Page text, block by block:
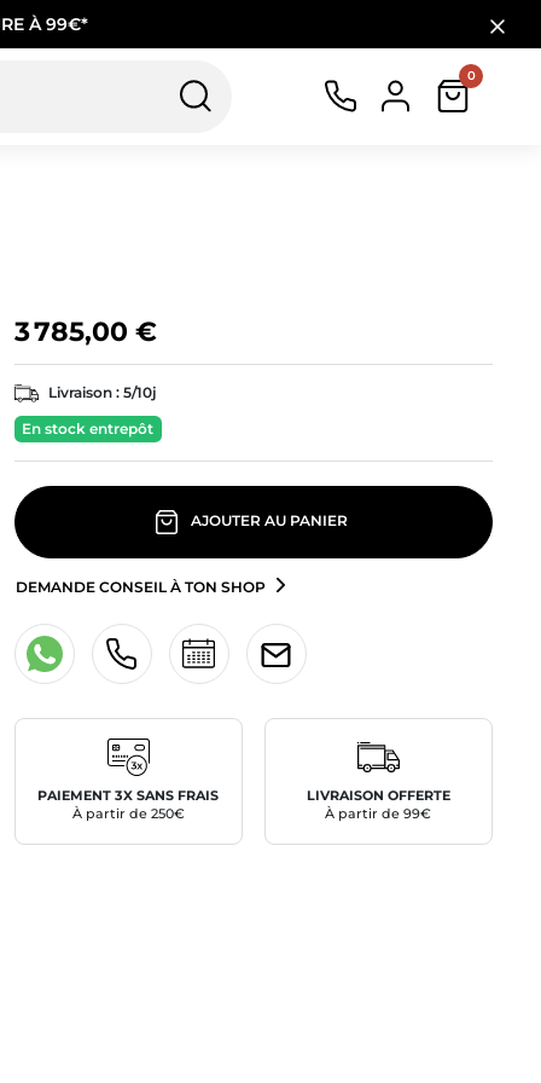
À 99€*
0
3 785,00 €
Livraison : 5/10j
En stock entrepôt
AJOUTER AU PANIER
DEMANDE CONSEIL À TON SHOP
PAIEMENT 3X SANS FRAIS
À partir de 250€
LIVRAISON OFFERTE
À partir de 99€